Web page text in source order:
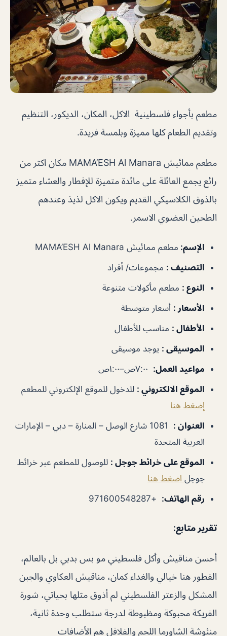
مطعم بأجواء فلسطينية الاكل، المكان، الديكور، التنظيم
وتقديم الطعام كلها مميزة وبلمسة فريدة.
مطعم ممائيش MAMA’ESH Al Manara مكان اكثر من
رائع يجمع العائلة على مائدة متميزة للإفطار والعشاء متميز
بالذوق الكلاسيكي القديم ويكون الاكل لذيذ وعندهم
الطحين العضوي الاسمر.
الإسم: مطعم ممائيش MAMA’ESH Al Manara
التصنيف : مجموعات/ أفراد
النوع : مطعم مأكولات متنوعة
الأسعار : أسعار متوسطة
الأطفال : مناسب للأطفال
الموسيقى : يوجد موسيقى
مواعيد العمل:
الموقع الالكتروني : للدخول للموقع الإلكتروني للمطعم
إضغط هنا
العنوان :
1081 شارع الوصل – المنارة – دبي – الإمارات
العربية المتحدة
الموقع على خرائط جوجل : للوصول للمطعم عبر خرائط
جوجل اضغط هنا
رقم الهاتف:
+971600548287
تقرير متابع:
أحسن مناقيش وأكل فلسطيني مو بس بدبي بل بالعالم،
الفطور هنا خيالي والغداء كمان، مناقيش العكاوي والجبن
المشكل والزعتر الفلسطيني لم أذوق مثلها بحياتي، شورة
الفريكة محبوكة ومظبوطة لدرجة ستطلب وحدة ثانية،
منئوشة الشاورما اللحم والفلافل هم الأضافات